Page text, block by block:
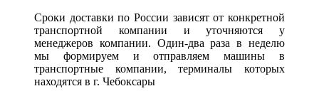
Сроки доставки по России зависят от конкретной
транспортной компании и уточняются у
менеджеров компании. Один-два раза в неделю
мы формируем и отправляем машины в
транспортные компании, терминалы которых
находятся в г. Чебоксары